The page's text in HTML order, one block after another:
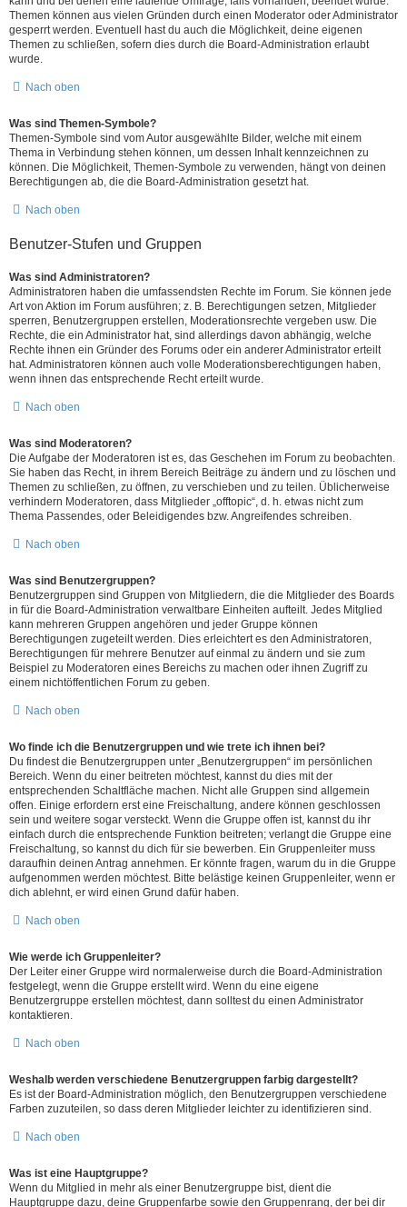
Themen können aus vielen Gründen durch einen Moderator oder Administrator
gesperrt werden. Eventuell hast du auch die Möglichkeit, deine eigenen
Themen zu schließen, sofern dies durch die Board-Administration erlaubt
wurde.
Nach oben
Was sind Themen-Symbole?
Themen-Symbole sind vom Autor ausgewählte Bilder, welche mit einem
Thema in Verbindung stehen können, um dessen Inhalt kennzeichnen zu
können. Die Möglichkeit, Themen-Symbole zu verwenden, hängt von deinen
Berechtigungen ab, die die Board-Administration gesetzt hat.
Nach oben
Benutzer-Stufen und Gruppen
Was sind Administratoren?
Administratoren haben die umfassendsten Rechte im Forum. Sie können jede
Art von Aktion im Forum ausführen; z. B. Berechtigungen setzen, Mitglieder
sperren, Benutzergruppen erstellen, Moderationsrechte vergeben usw. Die
Rechte, die ein Administrator hat, sind allerdings davon abhängig, welche
Rechte ihnen ein Gründer des Forums oder ein anderer Administrator erteilt
hat. Administratoren können auch volle Moderationsberechtigungen haben,
wenn ihnen das entsprechende Recht erteilt wurde.
Nach oben
Was sind Moderatoren?
Die Aufgabe der Moderatoren ist es, das Geschehen im Forum zu beobachten.
Sie haben das Recht, in ihrem Bereich Beiträge zu ändern und zu löschen und
Themen zu schließen, zu öffnen, zu verschieben und zu teilen. Üblicherweise
verhindern Moderatoren, dass Mitglieder „offtopic“, d. h. etwas nicht zum
Thema Passendes, oder Beleidigendes bzw. Angreifendes schreiben.
Nach oben
Was sind Benutzergruppen?
Benutzergruppen sind Gruppen von Mitgliedern, die die Mitglieder des Boards
in für die Board-Administration verwaltbare Einheiten aufteilt. Jedes Mitglied
kann mehreren Gruppen angehören und jeder Gruppe können
Berechtigungen zugeteilt werden. Dies erleichtert es den Administratoren,
Berechtigungen für mehrere Benutzer auf einmal zu ändern und sie zum
Beispiel zu Moderatoren eines Bereichs zu machen oder ihnen Zugriff zu
einem nichtöffentlichen Forum zu geben.
Nach oben
Wo finde ich die Benutzergruppen und wie trete ich ihnen bei?
Du findest die Benutzergruppen unter „Benutzergruppen“ im persönlichen
Bereich. Wenn du einer beitreten möchtest, kannst du dies mit der
entsprechenden Schaltfläche machen. Nicht alle Gruppen sind allgemein
offen. Einige erfordern erst eine Freischaltung, andere können geschlossen
sein und weitere sogar versteckt. Wenn die Gruppe offen ist, kannst du ihr
einfach durch die entsprechende Funktion beitreten; verlangt die Gruppe eine
Freischaltung, so kannst du dich für sie bewerben. Ein Gruppenleiter muss
daraufhin deinen Antrag annehmen. Er könnte fragen, warum du in die Gruppe
aufgenommen werden möchtest. Bitte belästige keinen Gruppenleiter, wenn er
dich ablehnt, er wird einen Grund dafür haben.
Nach oben
Wie werde ich Gruppenleiter?
Der Leiter einer Gruppe wird normalerweise durch die Board-Administration
festgelegt, wenn die Gruppe erstellt wird. Wenn du eine eigene
Benutzergruppe erstellen möchtest, dann solltest du einen Administrator
kontaktieren.
Nach oben
Weshalb werden verschiedene Benutzergruppen farbig dargestellt?
Es ist der Board-Administration möglich, den Benutzergruppen verschiedene
Farben zuzuteilen, so dass deren Mitglieder leichter zu identifizieren sind.
Nach oben
Was ist eine Hauptgruppe?
Wenn du Mitglied in mehr als einer Benutzergruppe bist, dient die
Hauptgruppe dazu, deine Gruppenfarbe sowie den Gruppenrang, der bei dir